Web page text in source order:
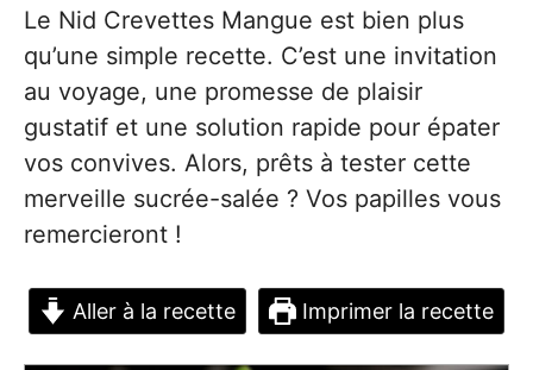
Le Nid Crevettes Mangue est bien plus
qu’une simple recette. C’est une invitation
au voyage, une promesse de plaisir
gustatif et une solution rapide pour épater
vos convives. Alors, prêts à tester cette
merveille sucrée-salée ? Vos papilles vous
remercieront !
Aller à la recette Imprimer la recette